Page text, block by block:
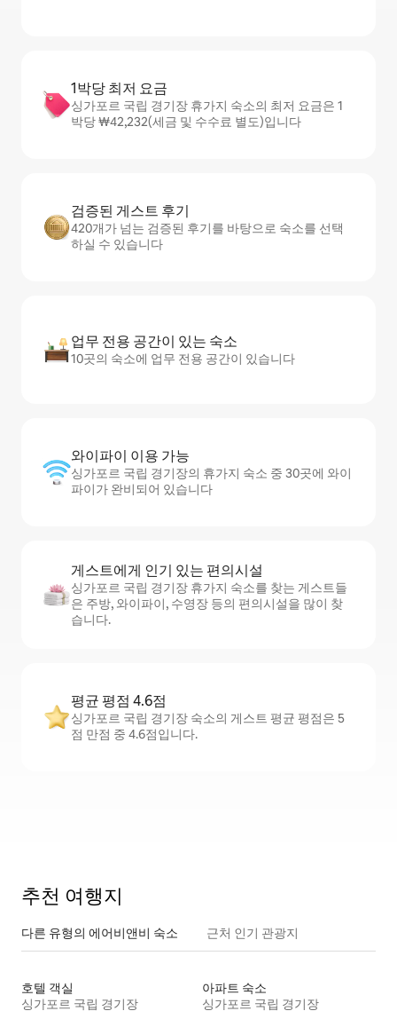
1박당 최저 요금
싱가포르 국립 경기장 휴가지 숙소의 최저 요금은 1
박당 ₩42,232(세금 및 수수료 별도)입니다
검증된 게스트 후기
420개가 넘는 검증된 후기를 바탕으로 숙소를 선택
하실 수 있습니다
업무 전용 공간이 있는 숙소
10곳의 숙소에 업무 전용 공간이 있습니다
와이파이 이용 가능
싱가포르 국립 경기장의 휴가지 숙소 중 30곳에 와이
파이가 완비되어 있습니다
게스트에게 인기 있는 편의시설
싱가포르 국립 경기장 휴가지 숙소를 찾는 게스트들
은 주방, 와이파이, 수영장 등의 편의시설을 많이 찾
습니다.
평균 평점 4.6점
싱가포르 국립 경기장 숙소의 게스트 평균 평점은 5
점 만점 중 4.6점입니다.
추천 여행지
다른 유형의 에어비앤비 숙소 근처 인기 관광지
호텔 객실
싱가포르 국립 경기장
아파트 숙소
싱가포르 국립 경기장